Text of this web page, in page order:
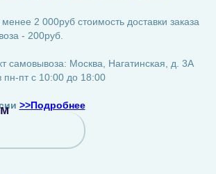
2 000руб стоимость доставки заказа
- 200руб.
самовывоза: Москва, Нагатинская, д. 3А
пн-пт с 10:00 до 18:00
>>Подробнее